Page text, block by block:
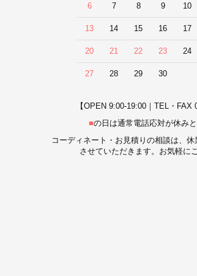
6 7 8 9 10
13 14 15 16 17
20 21 22 23 24
27 28 29 30
【OPEN 9:00-19:00｜TEL・FAX
■の日は通常電話応対が休みと
コーディネート・お見積りの相談は、
させていただきます。お気軽に